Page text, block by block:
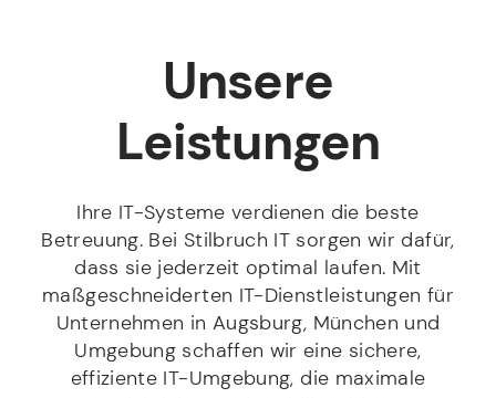
Unsere
Leistungen
Ihre IT-Systeme verdienen die beste
Betreuung. Bei Stilbruch IT sorgen wir dafür,
dass sie jederzeit optimal laufen. Mit
maßgeschneiderten IT-Dienstleistungen für
Unternehmen in Augsburg, München und
Umgebung schaffen wir eine sichere,
effiziente IT-Umgebung, die maximale